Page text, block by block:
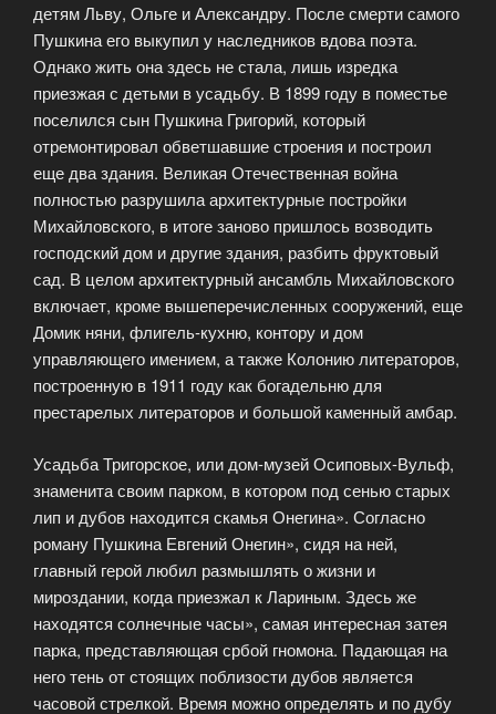
детям Льву, Ольге и Александру. После смерти самого
Пушкина его выкупил у наследников вдова поэта.
Однако жить она здесь не стала, лишь изредка
приезжая с детьми в усадьбу. В 1899 году в поместье
поселился сын Пушкина Григорий, который
отремонтировал обветшавшие строения и построил
еще два здания. Великая Отечественная война
полностью разрушила архитектурные постройки
Михайловского, в итоге заново пришлось возводить
господский дом и другие здания, разбить фруктовый
сад. В целом архитектурный ансамбль Михайловского
включает, кроме вышеперечисленных сооружений, еще
Домик няни, флигель-кухню, контору и дом
управляющего имением, а также Колонию литераторов,
построенную в 1911 году как богадельню для
престарелых литераторов и большой каменный амбар.
Усадьба Тригорское, или дом-музей Осиповых-Вульф,
знаменита своим парком, в котором под сенью старых
лип и дубов находится скамья Онегина». Согласно
роману Пушкина Евгений Онегин», сидя на ней,
главный герой любил размышлять о жизни и
мироздании, когда приезжал к Лариным. Здесь же
находятся солнечные часы», самая интересная затея
парка, представляющая србой гномона. Падающая на
него тень от стоящих поблизости дубов является
часовой стрелкой. Время можно определять и по дубу